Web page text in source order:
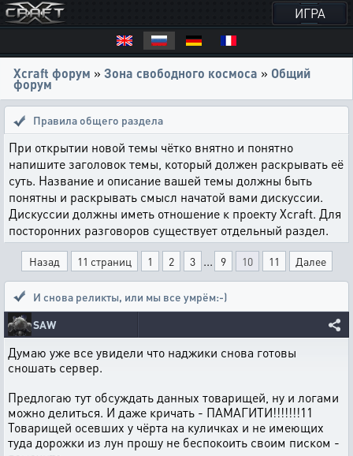
ИГРА
Xcraft форум » Зона свободного космоса » Общий
форум
Правила общего раздела
При открытии новой темы чётко внятно и понятно
напишите заголовок темы, который должен раскрывать её
суть. Название и описание вашей темы должны быть
понятны и раскрывать смысл начатой вами дискуссии.
Дискуссии должны иметь отношение к проекту Xcraft. Для
посторонних разговоров существует отдельный раздел.
Назад 11 страниц 1 2 3 ... 9 10 11 Далее
И снова реликты, или мы все умрём:-)
SAW
Думаю уже все увидели что наджики снова готовы
сношать сервер.
Предлогаю тут обсуждать данных товарищей, ну и логами
можно делиться. И даже кричать - ПАМАГИТИ!!!!!!!11
Товарищей осевших у чёрта на куличках и не имеющих
туда дорожки из лун прошу не беспокоить своим писком -